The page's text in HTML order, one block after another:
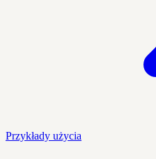
Przykłady użycia